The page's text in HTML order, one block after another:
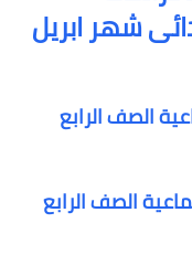
شهر ابريل
الصف الرابع
الصف الرابع